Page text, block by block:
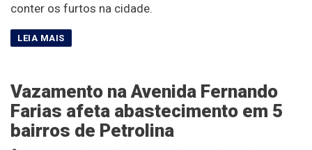
conter os furtos na cidade.
Vazamento na Avenida Fernando
Farias afeta abastecimento em 5
bairros de Petrolina